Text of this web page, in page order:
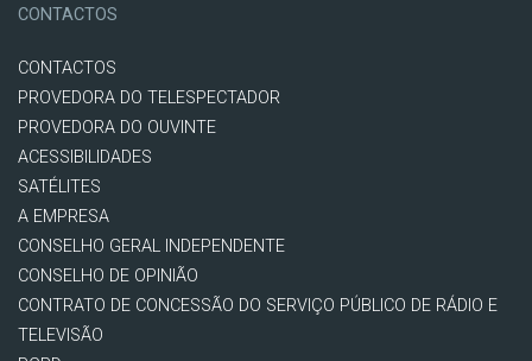
CONTACTOS
CONTACTOS
PROVEDORA DO TELESPECTADOR
PROVEDORA DO OUVINTE
ACESSIBILIDADES
SATÉLITES
A EMPRESA
CONSELHO GERAL INDEPENDENTE
CONSELHO DE OPINIÃO
CONTRATO DE CONCESSÃO DO SERVIÇO PÚBLICO DE RÁDIO E
TELEVISÃO